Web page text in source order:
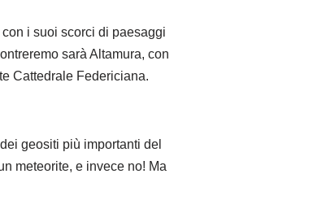
i suoi scorci di paesaggi
sarà Altamura, con
Cattedrale Federiciana.
geositi più importanti del
meteorite, e invece no! Ma